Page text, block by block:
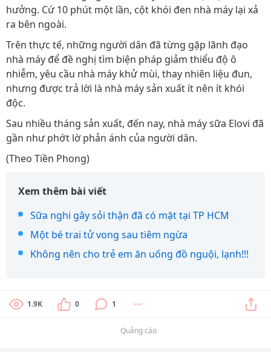
hưởng. Cứ 10 phút một lần, cột khói đen nhà máy lại xả
ra bên ngoài.
Trên thực tế, những người dân đã từng gặp lãnh đạo
nhà máy để đề nghị tìm biện pháp giảm thiểu độ ô
nhiễm, yêu cầu nhà máy khử mùi, thay nhiên liệu đun,
nhưng được trả lời là nhà máy sản xuất ít nên ít khói
độc.
Sau nhiều tháng sản xuất, đến nay, nhà máy sữa Elovi đã
gần như phớt lờ phản ánh của người dân.
(Theo Tiền Phong)
Xem thêm bài viết
Sữa nghi gây sỏi thận đã có mặt tại TP HCM
Một bé trai tử vong sau tiêm ngừa
Không nên cho trẻ em ăn uống đồ nguội, lạnh!!!
1.9K 0 1
Quảng cáo